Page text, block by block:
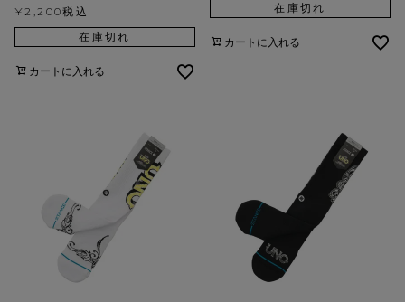
¥ 2,200税込
在庫切れ
カートに入れる
在庫切れ
カートに入れる